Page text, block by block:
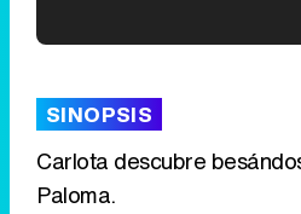
SINOPSIS
Carlota descubre
Paloma.